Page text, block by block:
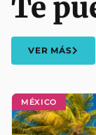
MÉXICO
Te
VER MÁS